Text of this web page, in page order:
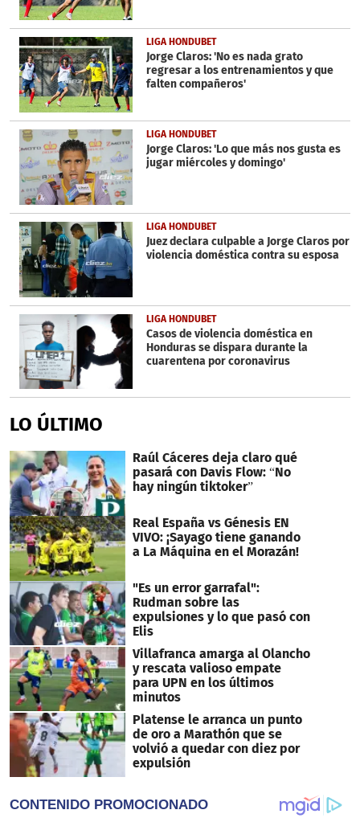
LIGA HONDUBET
Jorge Claros: 'No es nada grato
regresar a los entrenamientos y que
falten compañeros'
LIGA HONDUBET
Jorge Claros: 'Lo que más nos gusta es
jugar miércoles y domingo'
LIGA HONDUBET
Juez declara culpable a Jorge Claros por
violencia doméstica contra su esposa
LIGA HONDUBET
Casos de violencia doméstica en
Honduras se dispara durante la
cuarentena por coronavirus
LO ÚLTIMO
Raúl Cáceres deja claro qué
pasará con Davis Flow: “No
hay ningún tiktoker”
Real España vs Génesis EN
VIVO: ¡Sayago tiene ganando
a La Máquina en el Morazán!
"Es un error garrafal":
Rudman sobre las
expulsiones y lo que pasó con
Elis
Villafranca amarga al Olancho
y rescata valioso empate
para UPN en los últimos
minutos
Platense le arranca un punto
de oro a Marathón que se
volvió a quedar con diez por
expulsión